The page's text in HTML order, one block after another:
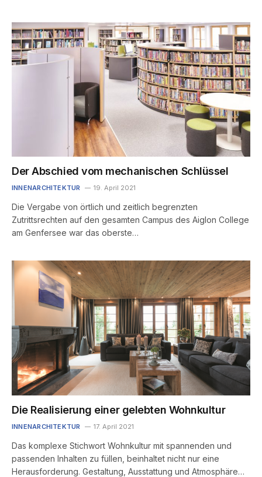
Der Abschied vom mechanischen Schlüssel
INNENARCHITEKTUR 19. April 2021
Die Vergabe von örtlich und zeitlich begrenzten
Zutrittsrechten auf den gesamten Campus des Aiglon College
am Genfersee war das oberste…
Die Realisierung einer gelebten Wohnkultur
INNENARCHITEKTUR 17. April 2021
Das komplexe Stichwort Wohnkultur mit spannenden und
passenden Inhalten zu füllen, beinhaltet nicht nur eine
Herausforderung. Gestaltung, Ausstattung und Atmosphäre…